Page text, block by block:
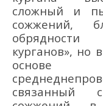
сложный и
сожжений,
обрядности
курганов», но
основе
связанный